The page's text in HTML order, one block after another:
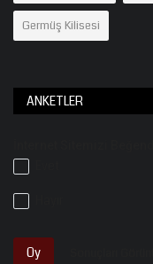
Germüş Kilisesi
ANKETLER
Oy